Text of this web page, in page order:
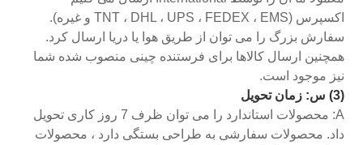
اکسپرس (TNT ، DHL ، UPS ، FEDEX ، EMS و غیره).
سفارش بزرگ را می توان از طریق هوا یا دریا ارسال کرد.
همچنین ارسال کالاها برای فرستنده چینی منصوب شده شما
نیز موجود است.
(3) س: زمان تحویل
A: محصولات استاندارد را می توان ظرف 7 روز کاری تحویل
داد. محصولات سفارشی به طراحی بستگی دارد ، محصولات